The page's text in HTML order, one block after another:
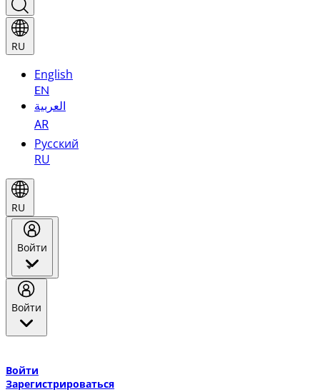
RU
English
EN
العربية
AR
Русский
RU
RU
Войти
Войти
Войти
Зарегистрироваться